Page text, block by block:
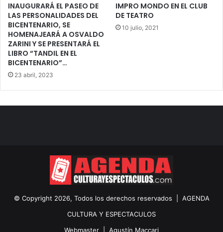
INAUGURARÁ EL PASEO DE
LAS PERSONALIDADES DEL
BICENTENARIO, SE
HOMENAJEARÁ A OSVALDO
ZARINI Y SE PRESENTARÁ EL
LIBRO “TANDIL EN EL
BICENTENARIO”…
23 abril, 2023
IMPRO MONDO EN EL CLUB
DE TEATRO
10 julio, 2021
© Copyright 2026, Todos los derechos reservados | AGENDA
CULTURA Y ESPECTACULOS
Webmaster | Agustín Maccari